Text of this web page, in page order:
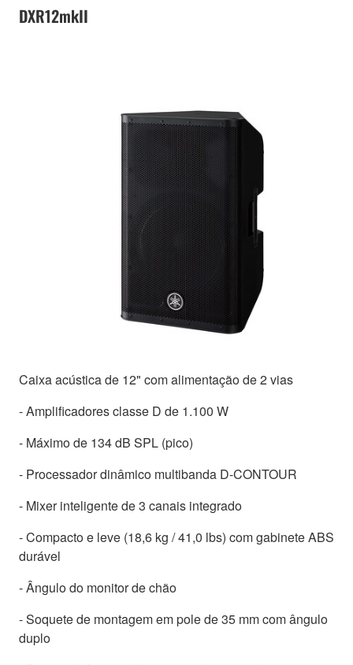
DXR12mkII
Caixa acústica de 12" com alimentação de 2 vias
- Amplificadores classe D de 1.100 W
- Máximo de 134 dB SPL (pico)
- Processador dinâmico multibanda D-CONTOUR
- Mixer inteligente de 3 canais integrado
- Compacto e leve (18,6 kg / 41,0 lbs) com gabinete ABS
durável
- Ângulo do monitor de chão
- Soquete de montagem em pole de 35 mm com ângulo
duplo